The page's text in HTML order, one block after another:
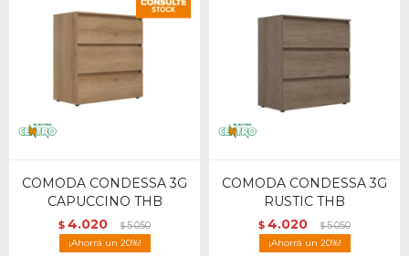
COMODA CONDESSA 3G
CAPUCCINO THB
$ 4.020 $5.050
20
COMODA CONDESSA 3G
RUSTIC THB
$ 4.020 $5.050
20